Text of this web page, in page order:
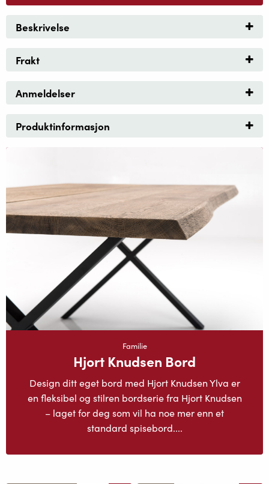
Beskrivelse
Frakt
Anmeldelser
Produktinformasjon
Familie
Hjort Knudsen Bord
Design ditt eget bord med Hjort Knudsen Ylva er
en fleksibel og stilren bordserie fra Hjort Knudsen
– laget for deg som vil ha noe mer enn et
standard spisebord....